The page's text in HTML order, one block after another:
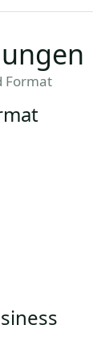
Format